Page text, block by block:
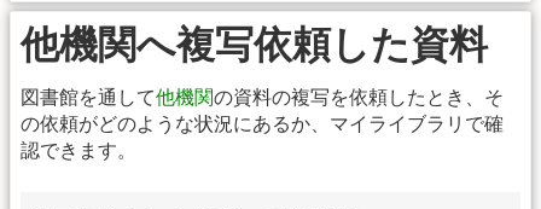
他機関へ複写依頼した資料
図書館を通して他機関の資料の複写を依頼したとき、そ
の依頼がどのような状況にあるか、マイライブラリで確
認できます。